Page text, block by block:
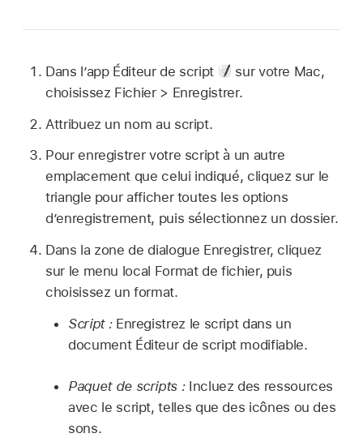
Dans l’app Éditeur de script
sur votre Mac,
choisissez Fichier > Enregistrer.
Attribuez un nom au script.
Pour enregistrer votre script à un autre
emplacement que celui indiqué, cliquez sur le
triangle pour afficher toutes les options
d’enregistrement, puis sélectionnez un dossier.
Dans la zone de dialogue Enregistrer, cliquez
sur le menu local Format de fichier, puis
choisissez un format.
Script :Enregistrez le script dans un
document Éditeur de script modifiable.
Paquet de scripts :Incluez des ressources
avec le script, telles que des icônes ou des
sons.